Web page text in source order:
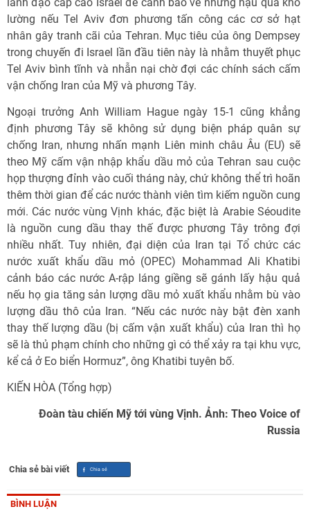
lường nếu Tel Aviv đơn phương tấn công các cơ sở hạt
nhân gây tranh cãi của Tehran. Mục tiêu của ông Dempsey
trong chuyến đi Israel lần đầu tiên này là nhằm thuyết phục
Tel Aviv bình tĩnh và nhẫn nại chờ đợi các chính sách cấm
vận chống Iran của Mỹ và phương Tây.
Ngoại trưởng Anh William Hague ngày 15-1 cũng khẳng
định phương Tây sẽ không sử dụng biện pháp quân sự
chống Iran, nhưng nhấn mạnh Liên minh châu Âu (EU) sẽ
theo Mỹ cấm vận nhập khẩu dầu mỏ của Tehran sau cuộc
họp thượng đỉnh vào cuối tháng này, chứ không thể trì hoãn
thêm thời gian để các nước thành viên tìm kiếm nguồn cung
mới. Các nước vùng Vịnh khác, đặc biệt là Arabie Séoudite
là nguồn cung dầu thay thế được phương Tây trông đợi
nhiều nhất. Tuy nhiên, đại diện của Iran tại Tổ chức các
nước xuất khẩu dầu mỏ (OPEC) Mohammad Ali Khatibi
cảnh báo các nước A-rập láng giềng sẽ gánh lấy hậu quả
nếu họ gia tăng sản lượng dầu mỏ xuất khẩu nhằm bù vào
lượng dầu thô của Iran. “Nếu các nước này bật đèn xanh
thay thế lượng dầu (bị cấm vận xuất khẩu) của Iran thì họ
sẽ là thủ phạm chính cho những gì có thể xảy ra tại khu vực,
kể cả ở Eo biển Hormuz”, ông Khatibi tuyên bố.
KIẾN HÒA (Tổng hợp)
Đoàn tàu chiến Mỹ tới vùng Vịnh. Ảnh: Theo Voice of
Russia
Chia sẻ bài viết
BÌNH LUẬN